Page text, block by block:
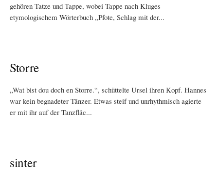
gehören Tatze und Tappe, wobei Tappe nach Kluges
etymologischem Wörterbuch „Pfote, Schlag mit der...
Storre
„Wat bist dou doch en Storre.“, schüttelte Ursel ihren Kopf. Hannes
war kein begnadeter Tänzer. Etwas steif und unrhythmisch agierte
er mit ihr auf der Tanzfläc...
sinter